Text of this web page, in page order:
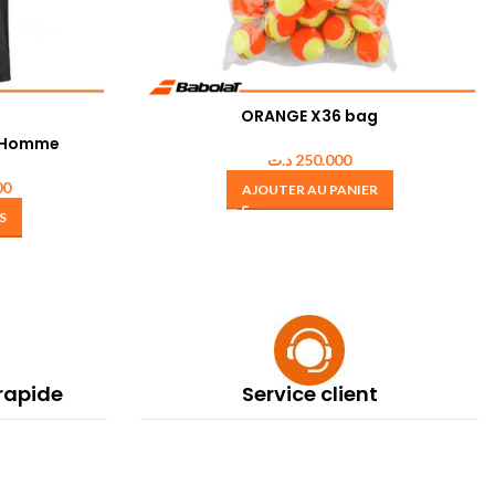
ORANGE X36 bag
250.000 د.ت
AJOUTER AU PANIER
Service client